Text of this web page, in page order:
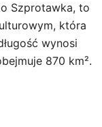
Szprotawka, to
która
wynosi
870 km².